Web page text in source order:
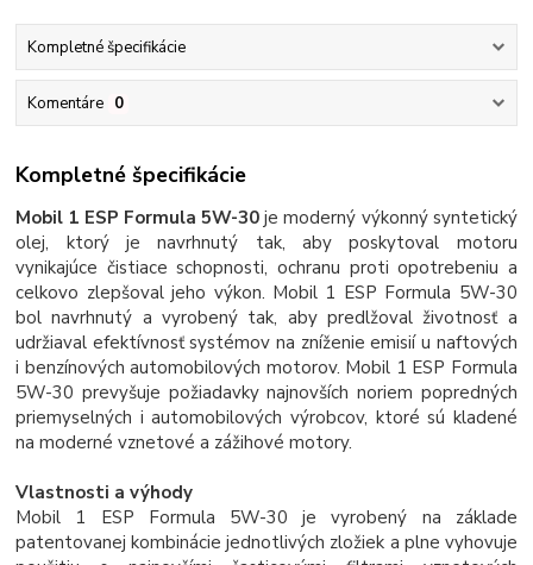
Kompletné špecifikácie
Komentáre 0
Kompletné špecifikácie
Mobil 1 ESP Formula 5W-30je moderný výkonný syntetický
olej, ktorý je navrhnutý tak, aby poskytoval motoru
vynikajúce čistiace schopnosti, ochranu proti opotrebeniu a
celkovo zlepšoval jeho výkon. Mobil 1 ESP Formula 5W-30
bol navrhnutý a vyrobený tak, aby predlžoval životnosť a
udržiaval efektívnosť systémov na zníženie emisií u naftových
i benzínových automobilových motorov. Mobil 1 ESP Formula
5W-30 prevyšuje požiadavky najnovších noriem popredných
priemyselných i automobilových výrobcov, ktoré sú kladené
na moderné vznetové a zážihové motory.
Vlastnosti a výhody
Mobil 1 ESP Formula 5W-30 je vyrobený na základe
patentovanej kombinácie jednotlivých zložiek a plne vyhovuje